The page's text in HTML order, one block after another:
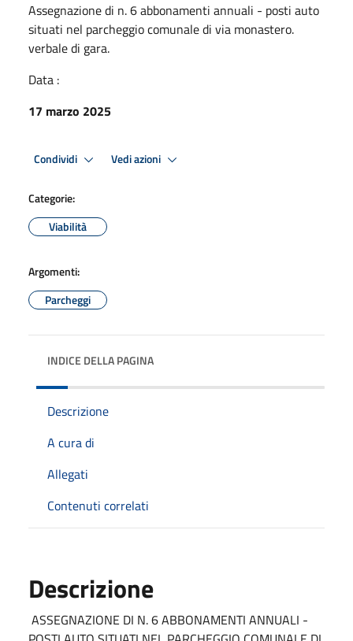
Assegnazione di n. 6 abbonamenti annuali - posti auto
situati nel parcheggio comunale di via monastero.
verbale di gara.
Data :
17 marzo 2025
Condividi Vedi azioni
Categorie:
Viabilità
Argomenti:
Parcheggi
INDICE DELLA PAGINA
Descrizione
A cura di
Allegati
Contenuti correlati
Descrizione
ASSEGNAZIONE DI N. 6 ABBONAMENTI ANNUALI -